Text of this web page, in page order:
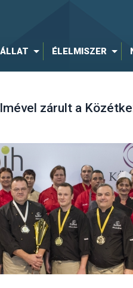
ÁLLAT ÉLELMISZER
zárult a